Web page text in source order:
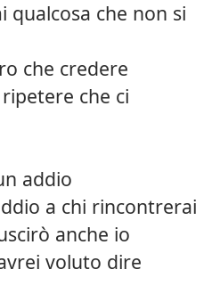
che non si
che credere
che ci
addio
a chi rincontrerai
anche io
voluto dire